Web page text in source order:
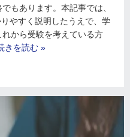
もあります。本記事では、
やすく説明したうえで、学
から受験を考えている方
きを読む »